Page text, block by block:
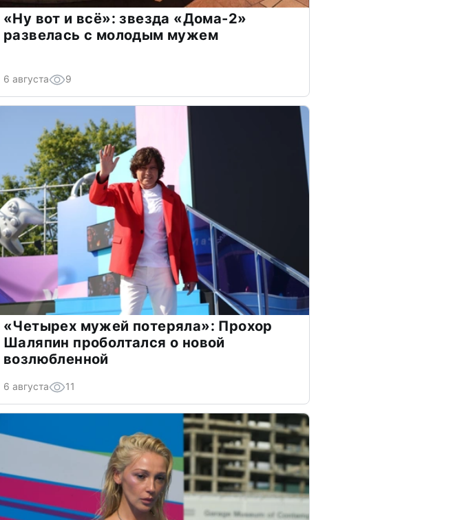
«Ну вот и всё»: звезда «Дома-2»
развелась с молодым мужем
6 августа 9
«Четырех мужей потеряла»: Прохор
Шаляпин проболтался о новой
возлюбленной
6 августа 11